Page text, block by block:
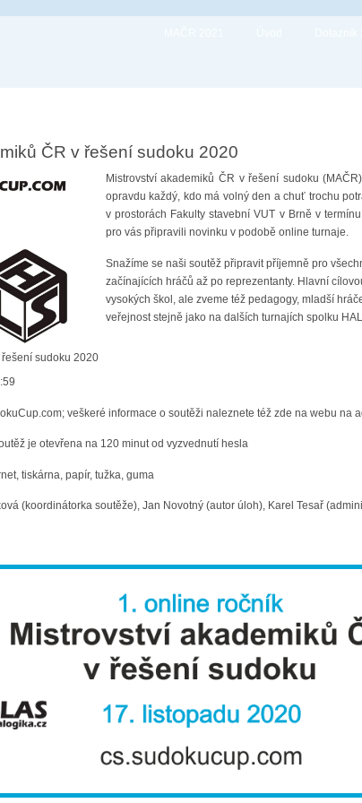
ČR v řešení sudoku 2020
Mistrovství akademiků ČR v řešení sudoku
opravdu každý, kdo má volný den a chuť trochu
v prostorách Fakulty stavební VUT v Brně v
pro vás připravili novinku v podobě online turnaje.
Snažíme se naši soutěž připravit příjemně pro
začínajících hráčů až po reprezentanty. Hlavní
vysokých škol, ale zveme též pedagogy, mladší
veřejnost stejně jako na dalších turnajích spolku
sudoku 2020
veškeré informace o soutěži naleznete též zde na webu na
je otevřena na 120 minut od vyzvednutí hesla
tiskárna, papír, tužka, guma
(koordinátorka soutěže), Jan Novotný (autor úloh), Karel Tesař